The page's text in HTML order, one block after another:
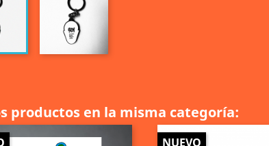
productos en la misma categoría:
NUEVO